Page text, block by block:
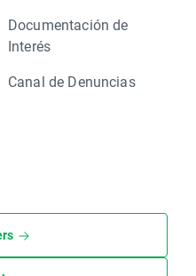
Documentación de
Interés
Canal de Denuncias